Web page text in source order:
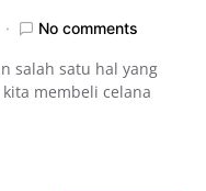
No comments
salah satu hal yang
membeli celana